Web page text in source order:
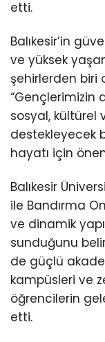
etti.
Balıkesir’in
ve yüksek
şehirlerden biri
“Gençlerimizin
sosyal, kültürel
destekleyecek
hayatı için
Balıkesir
ile Bandırma
ve dinamik
sunduğunu
de güçlü
kampüsleri ve
öğrencilerin
etti.